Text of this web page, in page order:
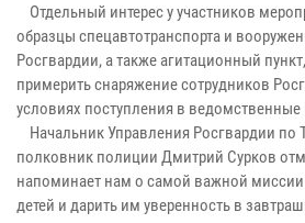
Отдельный интерес у участников
образцы спецавтотранспорта и
Росгвардии, а также агитационный
примерить снаряжение сотрудников
условиях поступления в
Начальник Управления Росгвардии по
полковник полиции Дмитрий Сурков
напоминает нам о самой важной миссии
детей и дарить им уверенность в